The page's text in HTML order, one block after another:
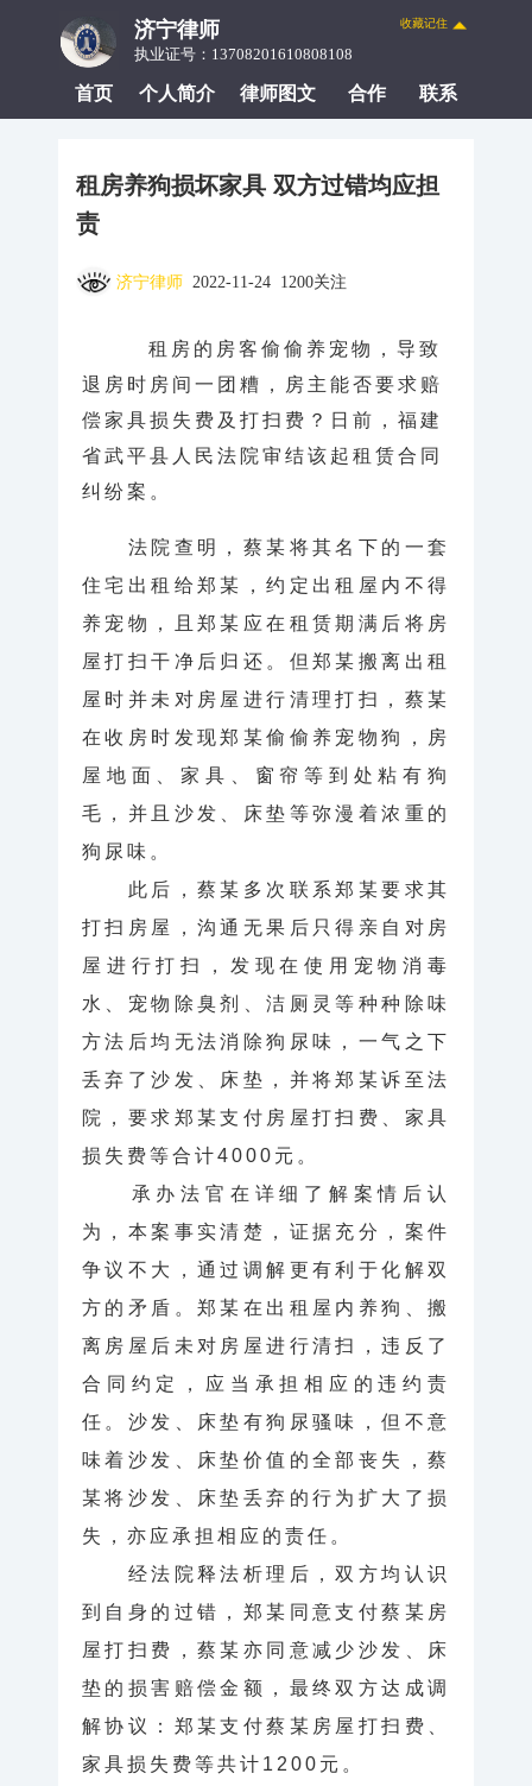
济宁律师 收藏记住
执业证号：13708201610808108
首页 个人简介 律师图文 合作 联系
租房养狗损坏家具 双方过错均应担
责
济宁律师 2022-11-24 1200关注
租房的房客偷偷养宠物，导致
退房时房间一团糟，房主能否要求赔
偿家具损失费及打扫费？日前，福建
省武平县人民法院审结该起租赁合同
纠纷案。
法院查明，蔡某将其名下的一套
住宅出租给郑某，约定出租屋内不得
养宠物，且郑某应在租赁期满后将房
屋打扫干净后归还。但郑某搬离出租
屋时并未对房屋进行清理打扫，蔡某
在收房时发现郑某偷偷养宠物狗，房
屋地面、家具、窗帘等到处粘有狗
毛，并且沙发、床垫等弥漫着浓重的
狗尿味。
此后，蔡某多次联系郑某要求其
打扫房屋，沟通无果后只得亲自对房
屋进行打扫，发现在使用宠物消毒
水、宠物除臭剂、洁厕灵等种种除味
方法后均无法消除狗尿味，一气之下
丢弃了沙发、床垫，并将郑某诉至法
院，要求郑某支付房屋打扫费、家具
损失费等合计4000元。
承办法官在详细了解案情后认
为，本案事实清楚，证据充分，案件
争议不大，通过调解更有利于化解双
方的矛盾。郑某在出租屋内养狗、搬
离房屋后未对房屋进行清扫，违反了
合同约定，应当承担相应的违约责
任。沙发、床垫有狗尿骚味，但不意
味着沙发、床垫价值的全部丧失，蔡
某将沙发、床垫丢弃的行为扩大了损
失，亦应承担相应的责任。
经法院释法析理后，双方均认识
到自身的过错，郑某同意支付蔡某房
屋打扫费，蔡某亦同意减少沙发、床
垫的损害赔偿金额，最终双方达成调
解协议：郑某支付蔡某房屋打扫费、
家具损失费等共计1200元。